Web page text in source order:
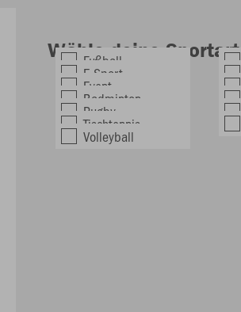
Wähle deine Sportart:
Fußball
E-Sport
Event
Badminton
Rugby
Tischtennis
Volleyball